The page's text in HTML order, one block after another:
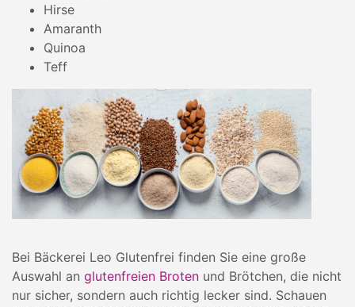
Hirse
Amaranth
Quinoa
Teff
Bei Bäckerei Leo Glutenfrei finden Sie eine große
Auswahl an glutenfreien Broten und Brötchen, die nicht
nur sicher, sondern auch richtig lecker sind. Schauen